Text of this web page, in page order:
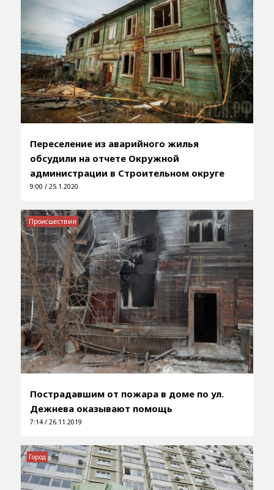
Переселение из аварийного жилья
обсудили на отчете Окружной
администрации в Строительном округе
9:00 / 25.1.2020
Пострадавшим от пожара в доме по ул.
Дежнева оказывают помощь
7:14 / 26.11.2019
Происшествия
Город